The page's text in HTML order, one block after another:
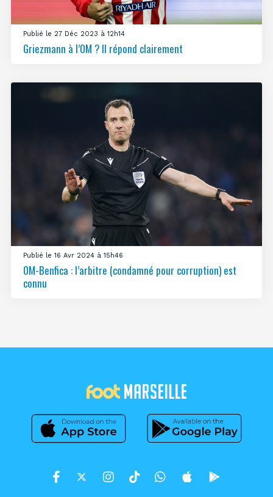
Publié le 27 Déc 2023 à 12h14
Griezmann à l’OM ? Il répond clairement
Publié le 16 Avr 2024 à 15h46
OM-Benfica : l’arbitre (condamné pour corruption) est
connu